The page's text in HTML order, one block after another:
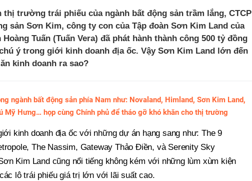
thị trường trái phiếu của ngành bất động sản trầm lắng, CTCP
sản Sơn Kim, công ty con của Tập đoàn Sơn Kim Land của
Tuấn (Tuấn Vera) đã phát hành thành công 500 tỷ đồng
ý trong giới kinh doanh địa ốc. Vậy Sơn Kim Land lớn đến
kinh doanh ra sao?
ngành bất động sản phía Nam như: Novaland, Himland, Sơn Kim Land,
Mỹ Hưng… họp cùng Chính phủ để tháo gỡ khó khăn cho thị trường
kinh doanh địa ốc với những dự án hạng sang như: The 9
The Nassim, Gateway Thảo Điền, và Serenity Sky
Kim Land cũng nổi tiếng không kém với những lùm xùm kiện
lô trái phiếu giá trị lớn với lãi suất cao.